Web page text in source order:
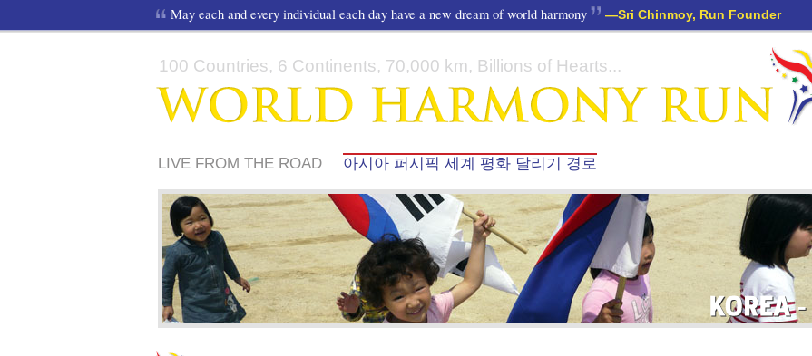
May each and every individual each day have a new dream of world harmony —Sri Chinmoy, Run Founder
100 Countries, 6 Continents, 70,000 km, Billions of Hearts...
LIVE FROM THE ROAD
아시아 퍼시픽 세계 평화 달리기 경로
유네스코 총회 의장 박사 헵번님의 세계 평화 달리기 지지 연설
지지자들
학교와 아이들
세계 평화 달리기에 관해서….